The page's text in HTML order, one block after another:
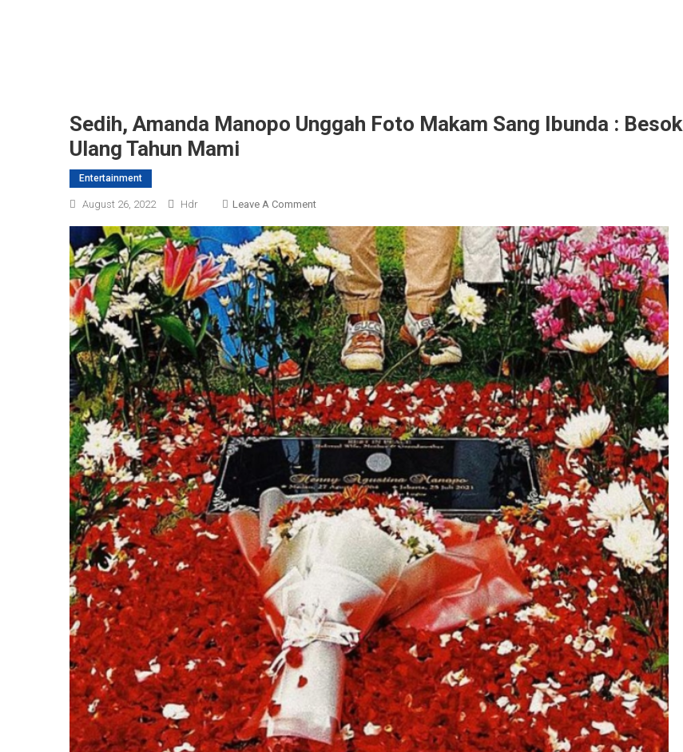
Sedih, Amanda Manopo Unggah Foto Makam Sang Ibunda : Besok
Ulang Tahun Mami
Entertainment
August 26, 2022 Hdr Leave A CommentOn
Amanda
Manopo
Unggah
Foto
Makam
Sang
Ibunda
:
Besok
Ulang
Tahun
Mami